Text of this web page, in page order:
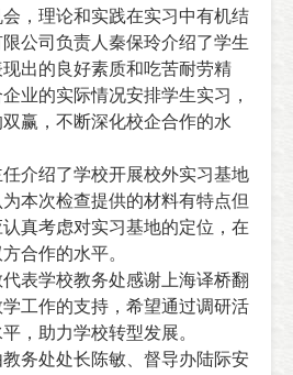
，理论和实践在实习中有机结
公司负责人秦保玲介绍了学生
出的良好素质和吃苦耐劳精
业的实际情况安排学生实习，
赢，不断深化校企合作的水
绍了学校开展校外实习基地
本次检查提供的材料有特点但
真考虑对实习基地的定位，在
合作的水平。
学校教务处感谢上海译桥翻
工作的支持，希望通过调研活
，助力学校转型发展。
处处长陈敏、督导办陆际安